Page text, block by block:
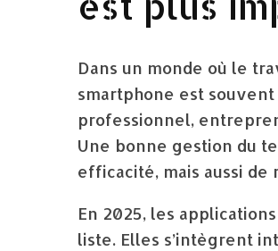
Dans un monde où le
smartphone est
professionnel,
Une bonne gestion du
efficacité, mais aussi
En 2025, les
liste. Elles s’intègrent